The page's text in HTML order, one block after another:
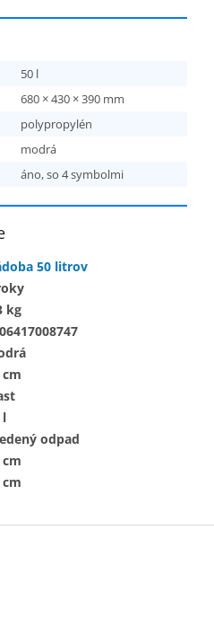
50 l
680 × 430 × 390 mm
polypropylén
modrá
áno, so 4 symbolmi
50 litrov
kg
cm
l
odpad
cm
cm